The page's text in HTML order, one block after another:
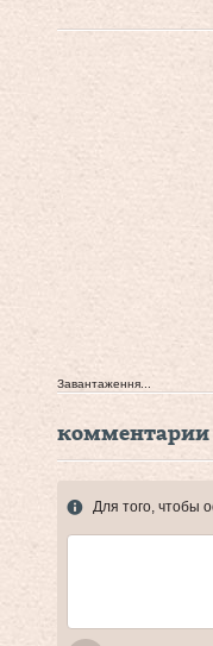
Завантаження...
комментарии
Для того, чтобы